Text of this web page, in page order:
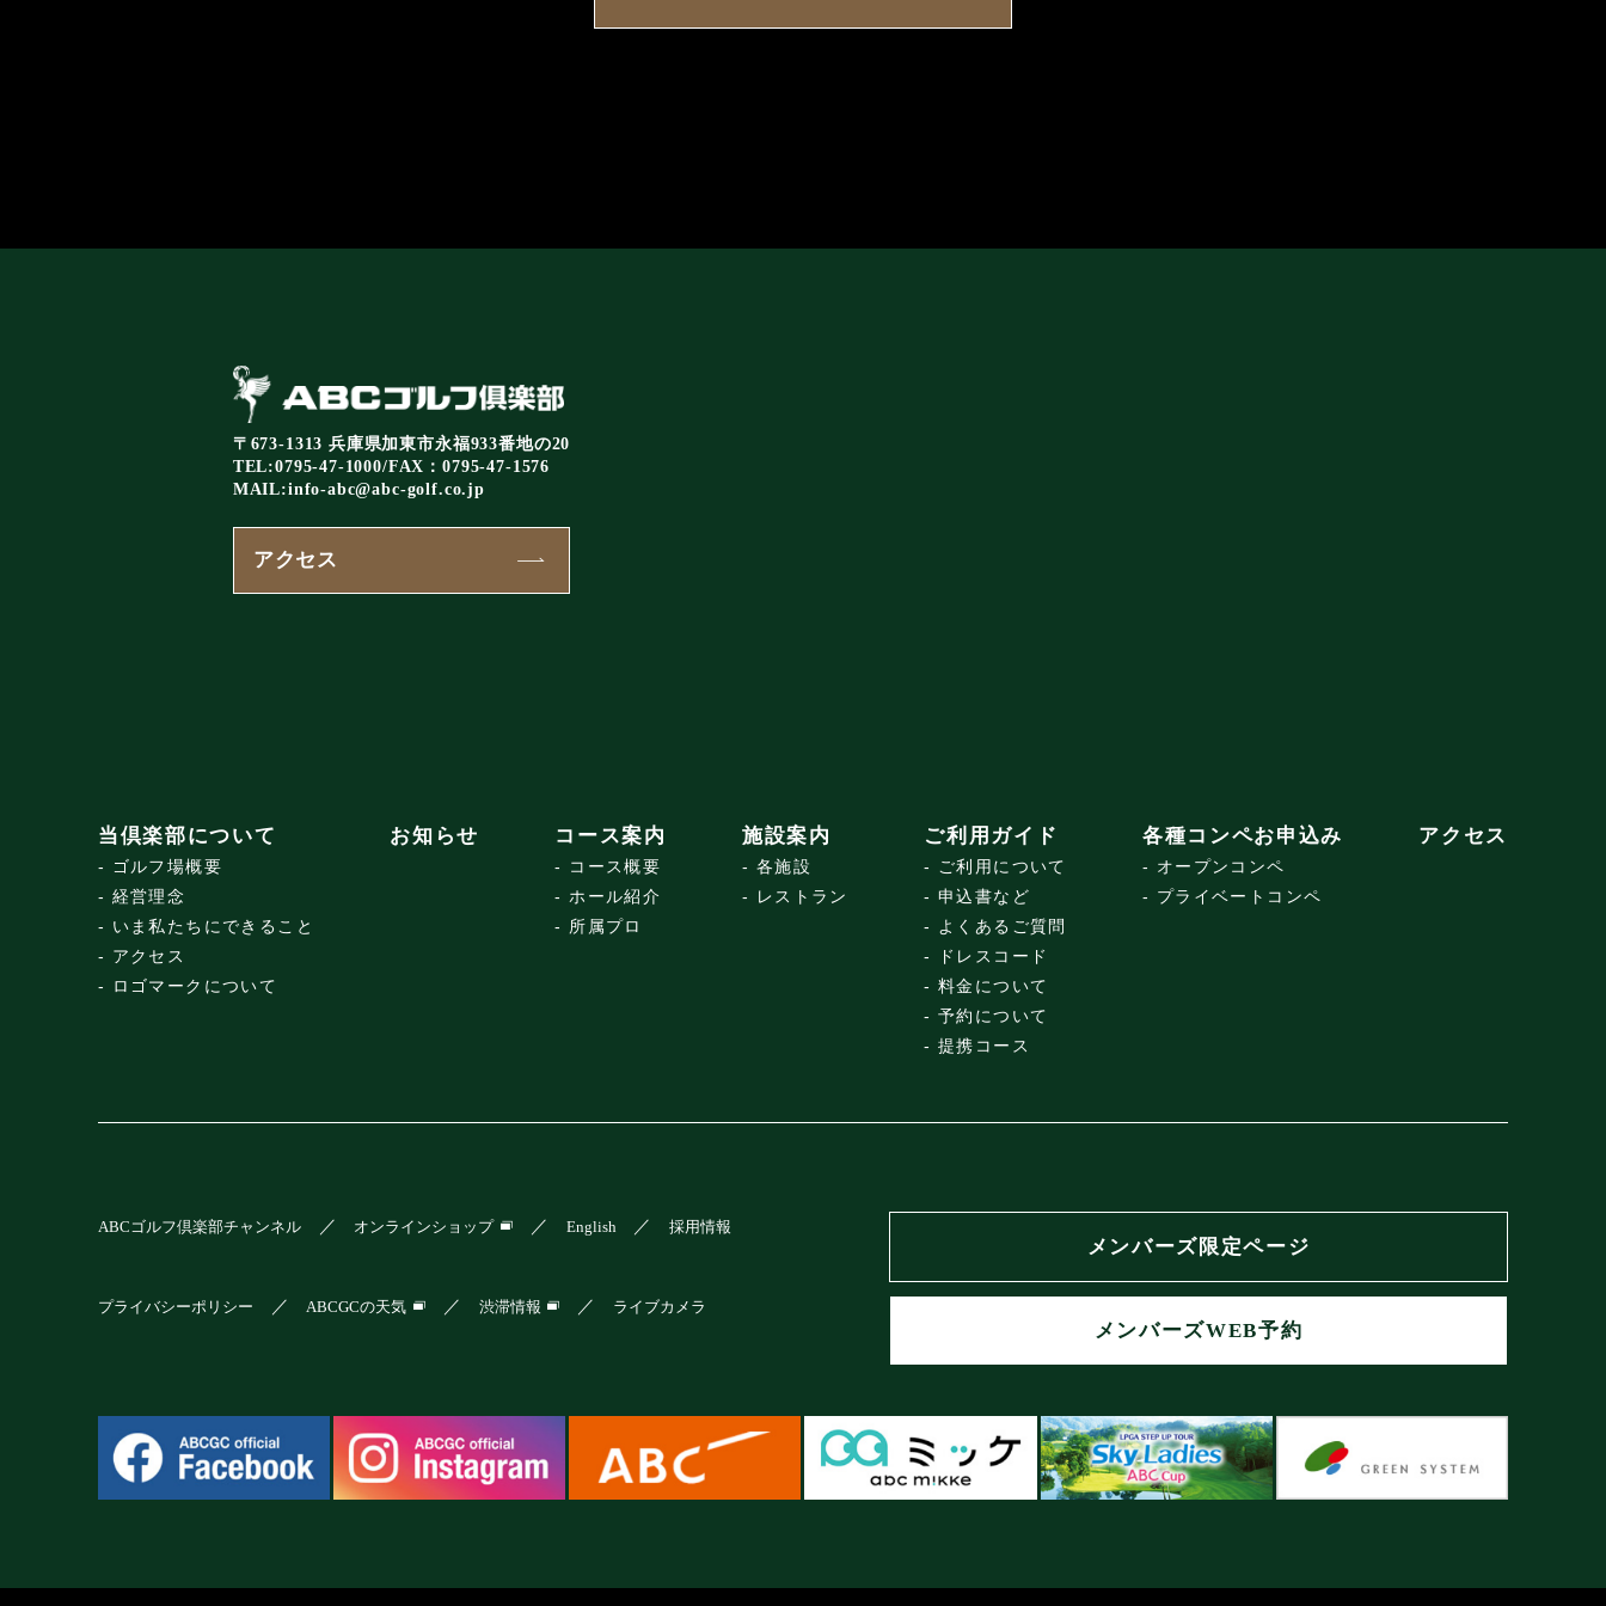
〒673-1313 兵庫県加東市永福933番地の20
TEL:0795-47-1000/FAX：0795-47-1576
MAIL:info-abc@abc-golf.co.jp
アクセス
当倶楽部について
ゴルフ場概要
経営理念
いま私たちにできること
アクセス
ロゴマークについて
お知らせ コース案内
コース概要
ホール紹介
所属プロ
施設案内
各施設
レストラン
ご利用ガイド
ご利用について
申込書など
よくあるご質問
ドレスコード
料金について
予約について
提携コース
各種コンペお申込み
オープンコンペ
プライベートコンペ
アクセス
ABCゴルフ倶楽部チャンネル オンラインショップ English 採用情報
プライバシーポリシー ABCGCの天気 渋滞情報 ライブカメラ
メンバーズ限定ページ
メンバーズWEB予約